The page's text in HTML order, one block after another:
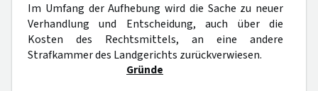
Im Umfang der Aufhebung wird die Sache zu neuer
Verhandlung und Entscheidung, auch über die
Kosten des Rechtsmittels, an eine andere
Strafkammer des Landgerichts zurückverwiesen.
Gründe